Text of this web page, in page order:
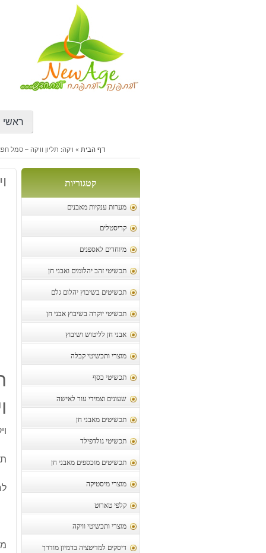
ראשי
דף הבית » ויקה: תליון וויקה – סמל
קטגוריות
מערות ענקיות מאבנים
קריסטלים
מיוחדים לאספנים
תכשיטי זהב יהלומים ואבני חן
תכשיטים בשיבוץ יהלום גלם
תכשיטי יוקרה בשיבוץ אבני חן
אבני חן לליטוש ושיבוץ
מוצרי ותכשיטי קבלה
תכשיטי כסף
שעונים וצמידי עור לאישה
תכשיטים מאבני חן
תכשיטי גולדפילד
תכשיטים מוכספים מאבני חן
מוצרי מיסטיקה
קלפי טארוט
מוצרי ותכשיטי וויקה
דיסקים למדיטציה בדמיון מודרך